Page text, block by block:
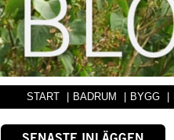
START BADRUM BYGG